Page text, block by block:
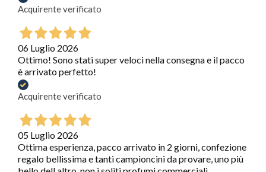
Acquirente verificato
06 Luglio 2026
Ottimo! Sono stati super veloci nella consegna e il pacco
è arrivato perfetto!
Acquirente verificato
05 Luglio 2026
Ottima esperienza, pacco arrivato in 2 giorni, confezione
regalo bellissima e tanti campioncini da provare, uno più